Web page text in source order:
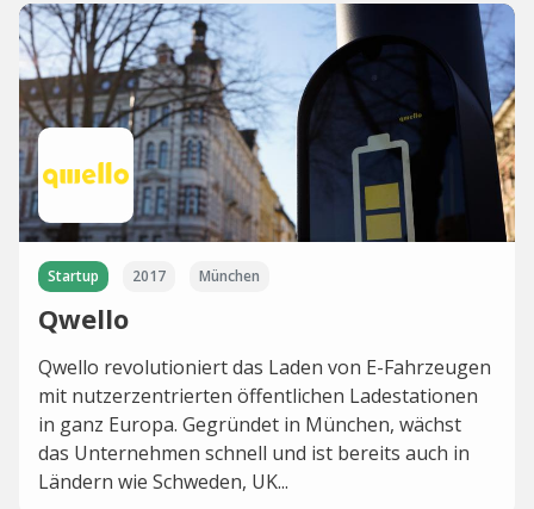
Startup 2017 München
Qwello
Qwello revolutioniert das Laden von E-Fahrzeugen
mit nutzerzentrierten öffentlichen Ladestationen
in ganz Europa. Gegründet in München, wächst
das Unternehmen schnell und ist bereits auch in
Ländern wie Schweden, UK...